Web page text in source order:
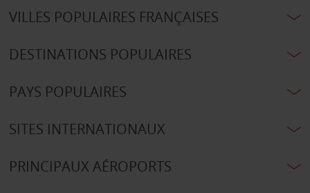
VILLES POPULAIRES FRANÇAISES
DESTINATIONS POPULAIRES
PAYS POPULAIRES
SITES INTERNATIONAUX
PRINCIPAUX AÉROPORTS